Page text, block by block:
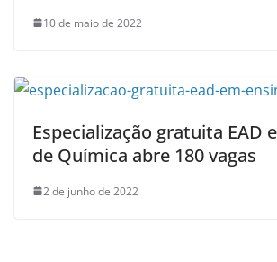
10 de maio de 2022
Especialização gratuita EAD
de Química abre 180 vagas
2 de junho de 2022